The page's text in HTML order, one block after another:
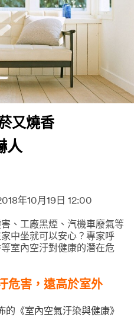
又燒香
人
年10月19日 12:00
、工廠黑煙、汽機車廢氣等
中坐就可以安心？專家呼
室內空汙對健康的潛在危
危害，遠高於室外
的《室內空氣汙染與健康》